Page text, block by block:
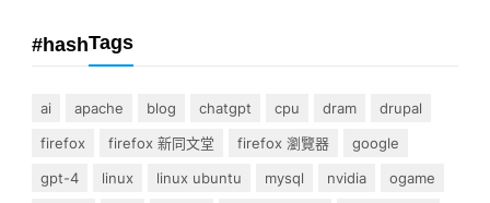
#hashTags
ai apache blog chatgpt cpu dram
drupal
firefox
firefox 新同文堂 firefox 瀏覽器
google
gpt-4
linux linux ubuntu mysql nvidia
ogame